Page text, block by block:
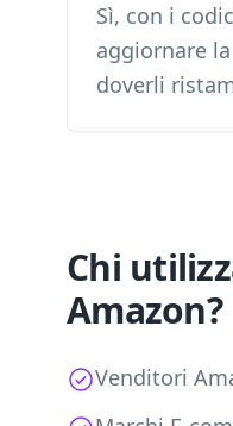
Sì, con i
aggiornare
doverli
Chi
Amazon?
Venditori